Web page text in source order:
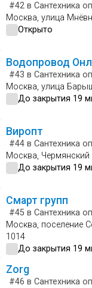
#42 в Сантехника
Москва, улица
Открыто
Водопровод
#43 в Сантехника
Москва, улица
До закрытия 19
Виропт
#44 в Сантехника
Москва, Чермянский
До закрытия 19
Смарт групп
#45 в Сантехника
Москва, поселение
1014
До закрытия 19
Zorg
#46 в Сантехника